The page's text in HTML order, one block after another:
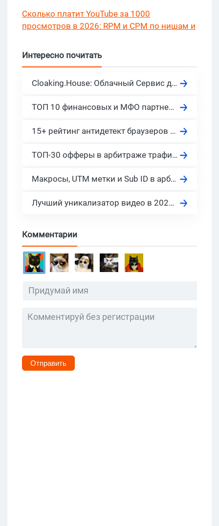
Сколько платит YouTube за 1000
просмотров в 2026: RPM и CPM по нишам и
Интересно почитать
Cloaking.House: Облачный Сервис для Клоакинга, актуально в 2026
ТОП 10 финансовых и МФО партнерок Украины, актуальные CPA сети в 2026
15+ рейтинг антидетект браузеров для арбитража, фарминга, маркетинга, door, SEO, PBN и обхода блокировок в 2026
ТОП-30 офферы в арбитраже трафика 2024. Готовы к запуску сегодня!
Макросы, UTM метки и Sub ID в арбитраже
Лучший уникализатор видео в 2026: найти бесплатный онлайн инструмент для видео и фото
Комментарии
Отправить